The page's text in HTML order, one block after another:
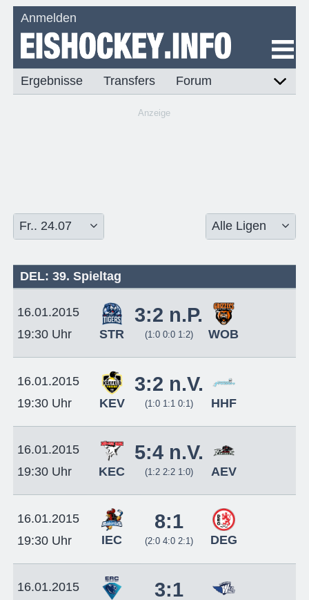
Anmelden
Ergebnisse Transfers Forum
Anzeige
DEL: 39. Spieltag
16.01.2015
19:30 Uhr
STR
3:2 n.P.
(1:0 0:0 1:2) WOB
16.01.2015
19:30 Uhr
KEV
3:2 n.V.
(1:0 1:1 0:1) HHF
16.01.2015
19:30 Uhr
KEC
5:4 n.V.
(1:2 2:2 1:0) AEV
16.01.2015
19:30 Uhr
IEC
8:1
(2:0 4:0 2:1) DEG
16.01.2015
3:1